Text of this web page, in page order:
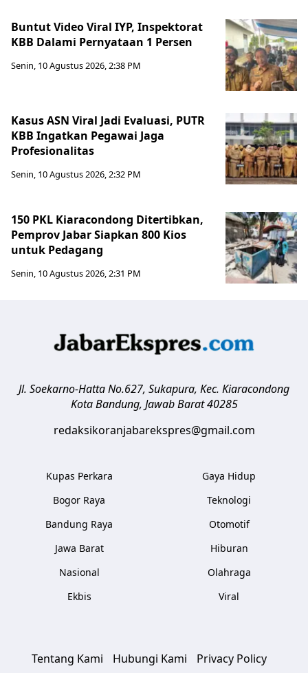
Buntut Video Viral IYP, Inspektorat
KBB Dalami Pernyataan 1 Persen
Senin, 10 Agustus 2026, 2:38 PM
Kasus ASN Viral Jadi Evaluasi, PUTR
KBB Ingatkan Pegawai Jaga
Profesionalitas
Senin, 10 Agustus 2026, 2:32 PM
150 PKL Kiaracondong Ditertibkan,
Pemprov Jabar Siapkan 800 Kios
untuk Pedagang
Senin, 10 Agustus 2026, 2:31 PM
Jl. Soekarno-Hatta No.627, Sukapura, Kec. Kiaracondong
Kota Bandung, Jawab Barat 40285
redaksikoranjabarekspres@gmail.com
Kupas Perkara
Bogor Raya
Bandung Raya
Jawa Barat
Nasional
Ekbis
Gaya Hidup
Teknologi
Otomotif
Hiburan
Olahraga
Viral
Tentang Kami Hubungi Kami Privacy Policy